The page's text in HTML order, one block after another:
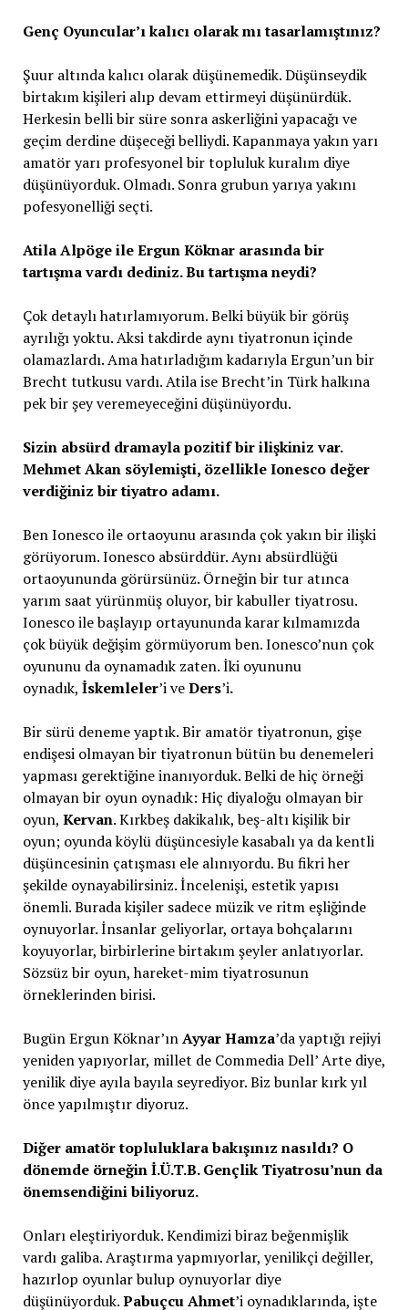
Genç Oyuncular’ı kalıcı olarak mı tasarlamıştınız?
Şuur altında kalıcı olarak düşünemedik. Düşünseydik
birtakım kişileri alıp devam ettirmeyi düşünürdük.
Herkesin belli bir süre sonra askerliğini yapacağı ve
geçim derdine düşeceği belliydi. Kapanmaya yakın yarı
amatör yarı profesyonel bir topluluk kuralım diye
düşünüyorduk. Olmadı. Sonra grubun yarıya yakını
pofesyonelliği seçti.
Atila Alpöge ile Ergun Köknar arasında bir
tartışma vardı dediniz. Butartışma neydi?
Çok detaylı hatırlamıyorum. Belki büyük bir görüş
ayrılığı yoktu. Aksi takdirde aynı tiyatronun içinde
olamazlardı. Ama hatırladığım kadarıyla Ergun’un bir
Brecht tutkusu vardı. Atila ise Brecht’in Türk halkına
pek bir şey veremeyeceğini düşünüyordu.
Sizin absürd dramayla pozitif bir ilişkiniz var.
Mehmet Akan söylemişti, özellikle Ionesco değer
verdiğiniz bir tiyatro adamı.
Ben Ionesco ile ortaoyunu arasında çok yakın bir ilişki
görüyorum. Ionesco absürddür. Aynı absürdlüğü
ortaoyununda görürsünüz. Örneğin bir tur atınca
yarım saat yürünmüş oluyor, bir kabuller tiyatrosu.
Ionesco ile başlayıp ortayununda karar kılmamızda
çok büyük değişim görmüyorum ben. Ionesco’nun çok
oyununu da oynamadık zaten. İki oyununu
oynadık, İskemleler’i veDers’i.
Bir sürü deneme yaptık. Bir amatör tiyatronun, gişe
endişesi olmayan bir tiyatronun bütün bu denemeleri
yapması gerektiğine inanıyorduk. Belki de hiç örneği
olmayan bir oyun oynadık: Hiç diyaloğu olmayan bir
oyun, Kervan. Kırkbeş dakikalık, beş-altı kişilik bir
oyun; oyunda köylü düşüncesiyle kasabalı ya da kentli
düşüncesinin çatışması ele alınıyordu. Bu fikri her
şekilde oynayabilirsiniz. İncelenişi, estetik yapısı
önemli. Burada kişiler sadece müzik ve ritm eşliğinde
oynuyorlar. İnsanlar geliyorlar, ortaya bohçalarını
koyuyorlar, birbirlerine birtakım şeyler anlatıyorlar.
Sözsüz bir oyun, hareket-mim tiyatrosunun
örneklerinden birisi.
Bugün Ergun Köknar’ınAyyar Hamza’dayaptığı rejiyi
yeniden yapıyorlar, millet de Commedia Dell’ Arte diye,
yenilik diye ayıla bayıla seyrediyor. Biz bunlar kırk yıl
önce yapılmıştır diyoruz.
Diğer amatör topluluklara bakışınız nasıldı? O
dönemde örneğin İ.Ü.T.B. Gençlik Tiyatrosu’nun da
önemsendiğini biliyoruz.
Onları eleştiriyorduk. Kendimizi biraz beğenmişlik
vardı galiba. Araştırma yapmıyorlar, yenilikçi değiller,
hazırlop oyunlar bulup oynuyorlar diye
düşünüyorduk.Pabuçcu Ahmet’i oynadıklarında, işte